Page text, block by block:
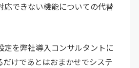
応できない機能についての代替
定を弊社導入コンサルタントに
だけであとはおまかせでシステ